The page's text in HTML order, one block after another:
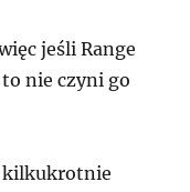
jeśli Range
nie czyni go
kilkukrotnie